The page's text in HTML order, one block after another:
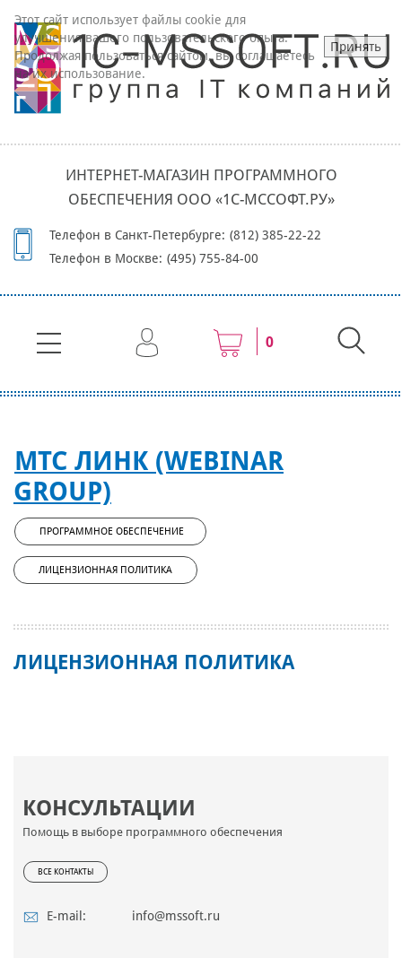
ИНТЕРНЕТ-МАГАЗИН ПРОГРАММНОГО
ОБЕСПЕЧЕНИЯ ООО «1С-МССОФТ.РУ»
Телефон в Санкт-Петербурге: (812) 385-22-22
Телефон в Москве: (495) 755-84-00
0
КОНСУЛЬТАЦИИ
Помощь в выборе программного обеспечения
ВСЕ КОНТАКТЫ
E-mail: info@mssoft.ru
МТС ЛИНК (WEBINAR
GROUP)
ПРОГРАММНОЕ ОБЕСПЕЧЕНИЕ
ЛИЦЕНЗИОННАЯ ПОЛИТИКА
ЛИЦЕНЗИОННАЯ ПОЛИТИКА
Этот сайт использует файлы cookie для
улучшения вашего пользовательского опыта.
Продолжая пользоваться сайтом, вы соглашаетесь
на их использование.
Принять